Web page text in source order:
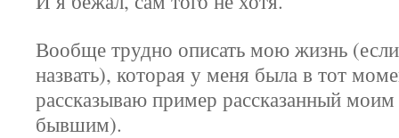
Вообще трудно описать мою жизнь
назвать), которая у меня была в тот
рассказываю пример рассказанный
бывшим).